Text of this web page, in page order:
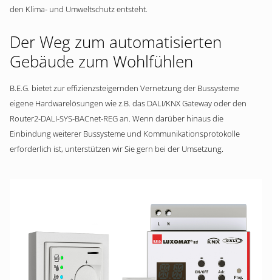
den Klima- und Umweltschutz entsteht.
Der Weg zum automatisierten
Gebäude zum Wohlfühlen
B.E.G. bietet zur effizienzsteigernden Vernetzung der Bussysteme
eigene Hardwarelösungen wie z.B. das DALI/KNX Gateway oder den
Router2-DALI-SYS-BACnet-REG an. Wenn darüber hinaus die
Einbindung weiterer Bussysteme und Kommunikationsprotokolle
erforderlich ist, unterstützen wir Sie gern bei der Umsetzung.